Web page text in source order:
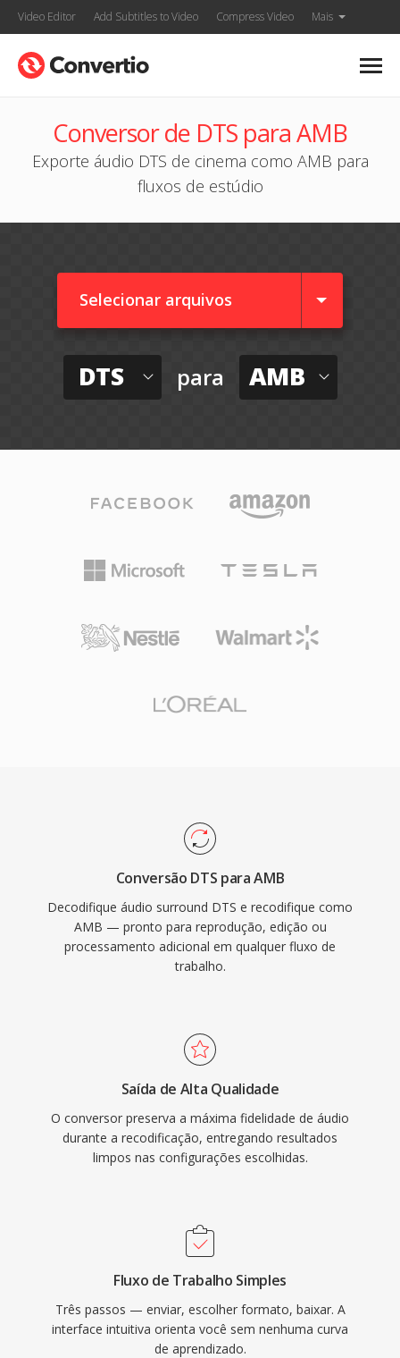
Video Editor Add Subtitles to Video Compress Video Mais
Conversor de DTS para AMB
Exporte áudio DTS de cinema como AMB para
fluxos de estúdio
Selecionar arquivos
DTS para AMB
Conversão DTS para AMB
Decodifique áudio surround DTS e recodifique como
AMB — pronto para reprodução, edição ou
processamento adicional em qualquer fluxo de
trabalho.
Saída de Alta Qualidade
O conversor preserva a máxima fidelidade de áudio
durante a recodificação, entregando resultados
limpos nas configurações escolhidas.
Fluxo de Trabalho Simples
Três passos — enviar, escolher formato, baixar. A
interface intuitiva orienta você sem nenhuma curva
de aprendizado.